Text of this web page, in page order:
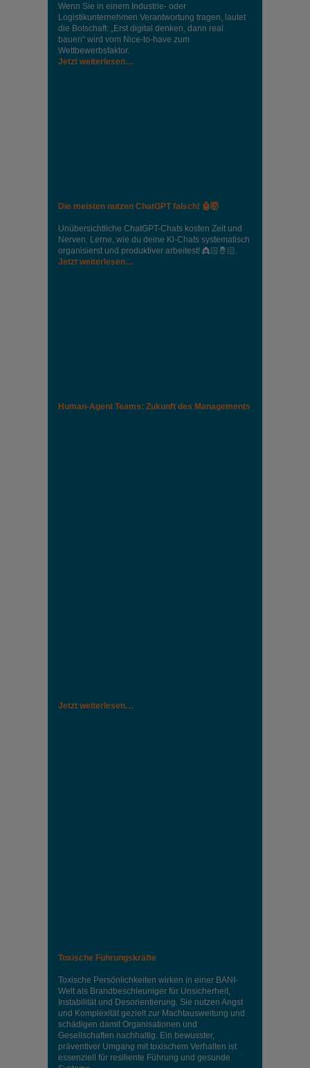
Wenn Sie in einem Industrie‑ oder
Logistikunternehmen Verantwortung tragen, lautet
die Botschaft: „Erst digital denken, dann real
bauen“ wird vom Nice‑to‑have zum
Wettbewerbsfaktor.
Jetzt weiterlesen…
Die meisten nutzen ChatGPT falsch! 🤖🤯
Unübersichtliche ChatGPT-Chats kosten Zeit und
Nerven. Lerne, wie du deine Kl-Chats systematisch
organisierst und produktiver arbeitest! 👸🏻🤴🏻.
Jetzt weiterlesen…
Human-Agent Teams: Zukunft des Managements
Jetzt weiterlesen…
Toxische Führungskräfte
Toxische Persönlichkeiten wirken in einer BANI-
Welt als Brandbeschleuniger für Unsicherheit,
Instabilität und Desorientierung. Sie nutzen Angst
und Komplexität gezielt zur Machtausweitung und
schädigen damit Organisationen und
Gesellschaften nachhaltig. Ein bewusster,
präventiver Umgang mit toxischem Verhalten ist
essenziell für resiliente Führung und gesunde